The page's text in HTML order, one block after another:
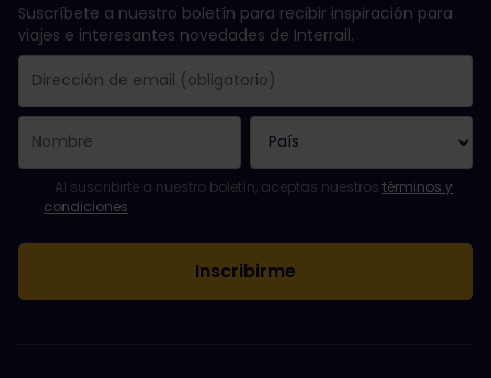
Suscríbete a nuestro boletín para recibir inspiración para
viajes e interesantes novedades de Interrail.
El campo de dirección de email es obligatorio.
La dirección de email no es válida.
Ha habido un fallo al suscribirte al boletín. Vuelve a intentarlo
¡Ya te has suscrito a este boletín!
Acepta los términos y condiciones para suscribirte al boletín
Al suscribirte a nuestro boletín, aceptas nuestros términos y
condiciones.